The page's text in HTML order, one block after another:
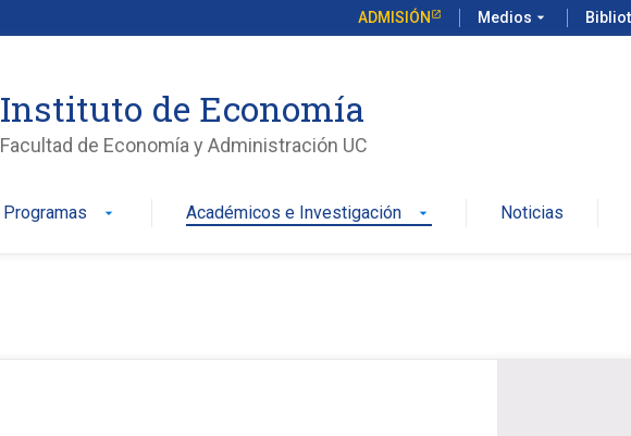
ADMISIÓN Medios arrow_drop_down
Instituto de Economía
Facultad de Economía y Administración UC
Programas arrow_drop_down Académicos e Investigación arrow_drop_down Noticias